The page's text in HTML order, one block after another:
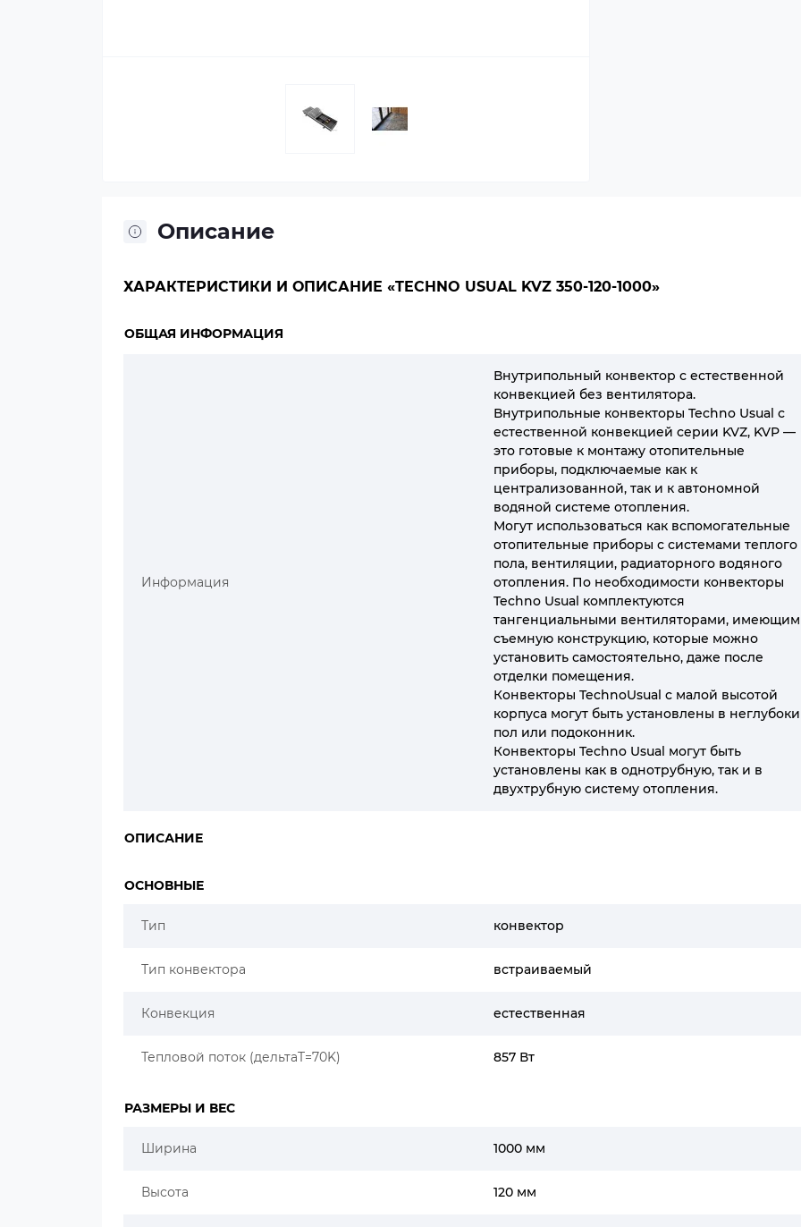
Описание
ХАРАКТЕРИСТИКИ И ОПИСАНИЕ «TECHNO USUAL KVZ 350-120-1000»
ОБЩАЯ ИНФОРМАЦИЯ
Информация
Внутрипольный конвектор с естественной
конвекцией без вентилятора.
Внутрипольные конвекторы Techno Usual с
естественной конвекцией серии KVZ, KVP —
это готовые к монтажу отопительные
приборы, подключаемые как к
централизованной, так и к автономной
водяной системе отопления.
Могут использоваться как вспомогательные
отопительные приборы с системами теплого
пола, вентиляции, радиаторного водяного
отопления. По необходимости конвекторы
Techno Usual комплектуются
тангенциальными вентиляторами,
съемную конструкцию, которые можно
установить самостоятельно, даже после
отделки помещения.
Конвекторы TechnoUsual с малой высотой
корпуса могут быть установлены в
пол или подоконник.
Конвекторы Techno Usual могут быть
установлены как в однотрубную, так и в
двухтрубную систему отопления.
ОПИСАНИЕ
ОСНОВНЫЕ
Тип конвектор
Тип конвектора встраиваемый
Конвекция естественная
Тепловой поток (дельтаT=70K) 857 Вт
РАЗМЕРЫ И ВЕС
Ширина 1000 мм
Высота 120 мм